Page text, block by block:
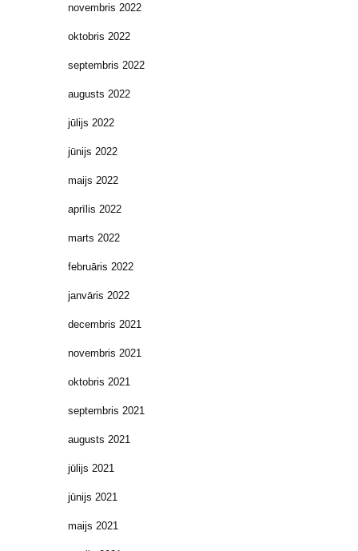
novembris 2022
oktobris 2022
septembris 2022
augusts 2022
jūlijs 2022
jūnijs 2022
maijs 2022
aprīlis 2022
marts 2022
februāris 2022
janvāris 2022
decembris 2021
novembris 2021
oktobris 2021
septembris 2021
augusts 2021
jūlijs 2021
jūnijs 2021
maijs 2021